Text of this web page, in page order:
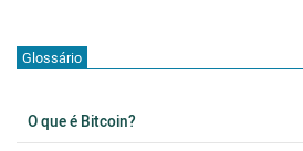
Glossário
O que é Bitcoin?